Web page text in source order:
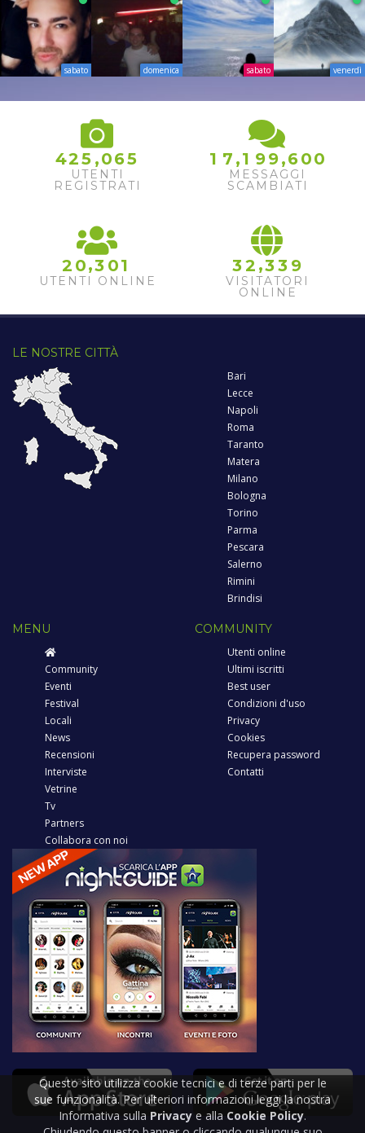
sabato domenica sabato venerdì
425 ,065
UTENTI
REGISTRATI
1 7 ,1 99,600
MESSAGGI
SCAMBIATI
2 0,3 01
UTENTI ONLINE
32 ,33 9
VISITATORI
ONLINE
LE NOSTRE CITTÀ
Bari
Lecce
Napoli
Roma
Taranto
Matera
Milano
Bologna
Torino
Parma
Pescara
Salerno
Rimini
Brindisi
MENU
Community
Eventi
Festival
Locali
News
Recensioni
Interviste
Vetrine
Tv
Partners
Collabora con noi
COMMUNITY
Utenti online
Ultimi iscritti
Best user
Condizioni d'uso
Privacy
Cookies
Recupera password
Contatti
Questo sito utilizza cookie tecnici e di terze parti per le
sue funzionalità. Per ulteriori informazioni leggi la nostra
Informativa sulla Privacy e alla Cookie Policy.